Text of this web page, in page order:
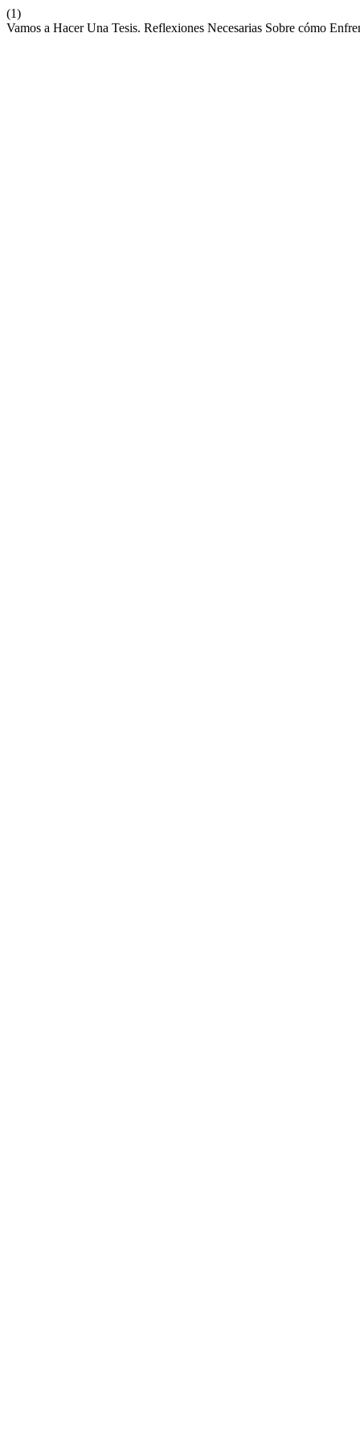
(1)
Vamos a Hacer Una Tesis. Reflexiones Necesarias Sobre cómo